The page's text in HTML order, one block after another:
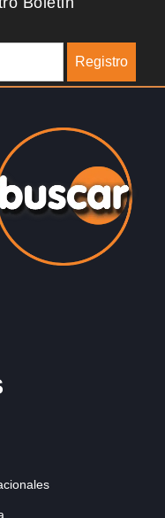
Registro